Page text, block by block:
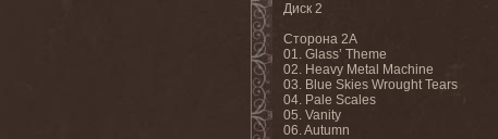
Диск 2
Сторона 2A
01. Glass’ Theme
02. Heavy Metal Machine
03. Blue Skies Wrought Tears
04. Pale Scales
05. Vanity
06. Autumn